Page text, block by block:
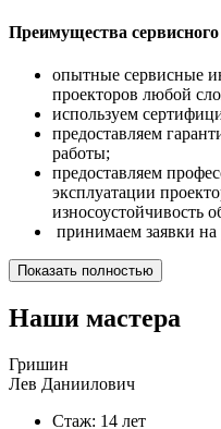
Преимущества сервисного
опытные сервисные
проекторов любой
используем
предоставляем
работы;
предоставляем
эксплуатации
износоустойчивость
принимаем заявки на
Показать полностью
Наши мастера
Гришин
Лев Даниилович
Стаж: 14 лет